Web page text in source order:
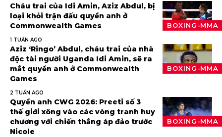
BOXING-MMA
Cháu trai của Idi Amin, Aziz Abdul, bị
loại khỏi trận đấu quyền anh ở
Commonwealth Games
1 TUẦN AGO
BOXING-MMA
Aziz ‘Ringo’ Abdul, cháu trai của nhà
độc tài người Uganda Idi Amin, sẽ ra
mắt quyền anh ở Commonwealth
Games
2 TUẦN AGO
BOXING-MMA
Quyền anh CWG 2026: Preeti số 3
thế giới xông vào các vòng tranh huy
chương với chiến thắng áp đảo trước
Nicole